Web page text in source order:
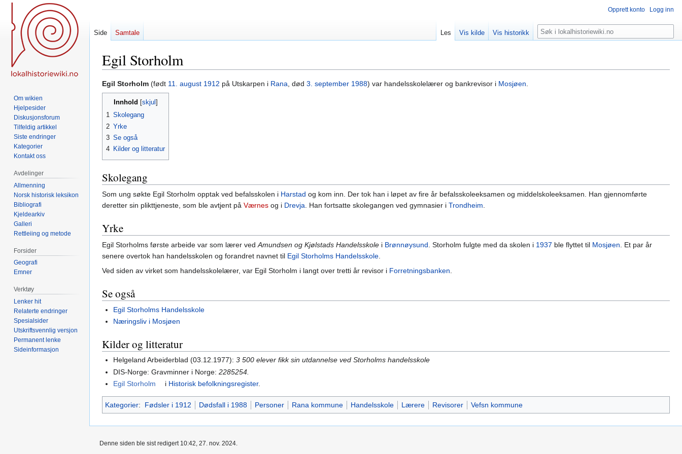
Egil Storholm
Hopp
til
navigering
Hopp
til
Egil Storholm (født 11. august 1912 på Utskarpen i Rana, død 3. september 1988) var handelsskolelærer og bankrevisor i Mosjøen.
Innhold
1 Skolegang
2 Yrke
3 Se også
4 Kilder og litteratur
Skolegang
Som ung søkte Egil Storholm opptak ved befalsskolen i Harstad og kom inn. Der tok han i løpet av fire år befalsskoleeksamen og middelskoleeksamen. Han gjennomførte
deretter sin plikttjeneste, som ble avtjent på Værnes og i Drevja. Han fortsatte skolegangen ved gymnasier i Trondheim.
Yrke
Egil Storholms første arbeide var som lærer vedAmundsen og Kjølstads Handelsskole i Brønnøysund. Storholm fulgte med da skolen i 1937 ble flyttet til Mosjøen. Et par år
senere overtok han handelsskolen og forandret navnet til Egil Storholms Handelsskole.
Ved siden av virket som handelsskolelærer, var Egil Storholm i langt over tretti år revisor i Forretningsbanken.
Se også
Egil Storholms Handelsskole
Næringsliv i Mosjøen
Kilder og litteratur
Helgeland Arbeiderblad (03.12.1977):3 500 elever fikk sin utdannelse ved Storholms handelsskole
DIS-Norge: Gravminner i Norge:2285254.
Egil Storholm
i Historisk befolkningsregister.
Kategorier: Fødsler i 1912 Dødsfall i 1988 Personer Rana kommune Handelsskole Lærere Revisorer Vefsn kommune
Opprett konto Logg inn
Side Samtale Les Vis kilde Vis historikk Søk
Om wikien
Hjelpesider
Diskusjonsforum
Tilfeldig artikkel
Siste endringer
Kategorier
Kontakt oss
Avdelinger
Allmenning
Norsk historisk leksikon
Bibliografi
Kjeldearkiv
Galleri
Rettleiing og metode
Forsider
Geografi
Emner
Verktøy
Lenker hit
Relaterte endringer
Spesialsider
Utskriftsvennlig versjon
Permanent lenke
Sideinformasjon
Denne siden ble sist redigert 10:42, 27. nov. 2024.